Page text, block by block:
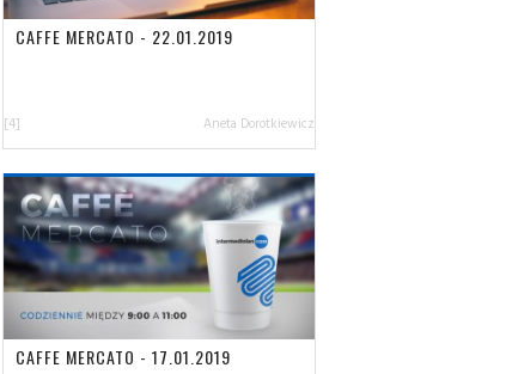
CAFFE MERCATO - 22.01.2019
[4] Aneta Dorotkiewicz
CAFFE MERCATO - 17.01.2019